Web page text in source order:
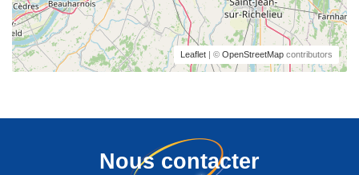
Leaflet | © OpenStreetMap contributors
Nous contacter